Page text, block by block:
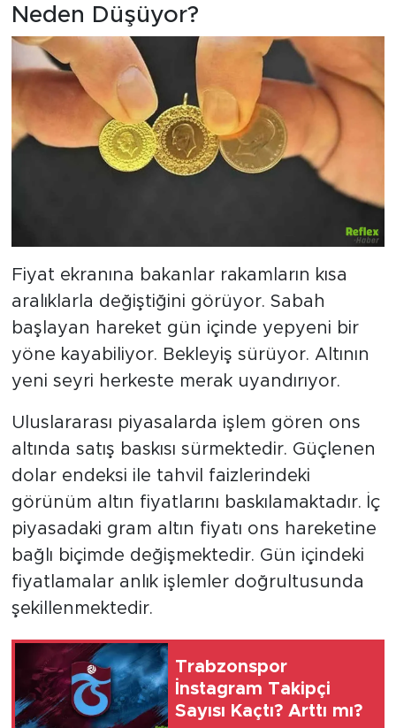
Neden Düşüyor?
Fiyat ekranına bakanlar rakamların kısa
aralıklarla değiştiğini görüyor. Sabah
başlayan hareket gün içinde yepyeni bir
yöne kayabiliyor. Bekleyiş sürüyor. Altının
yeni seyri herkeste merak uyandırıyor.
Uluslararası piyasalarda işlem gören ons
altında satış baskısı sürmektedir. Güçlenen
dolar endeksi ile tahvil faizlerindeki
görünüm altın fiyatlarını baskılamaktadır. İç
piyasadaki gram altın fiyatı ons hareketine
bağlı biçimde değişmektedir. Gün içindeki
fiyatlamalar anlık işlemler doğrultusunda
şekillenmektedir.
Trabzonspor
İnstagram Takipçi
Sayısı Kaçtı? Arttı mı?